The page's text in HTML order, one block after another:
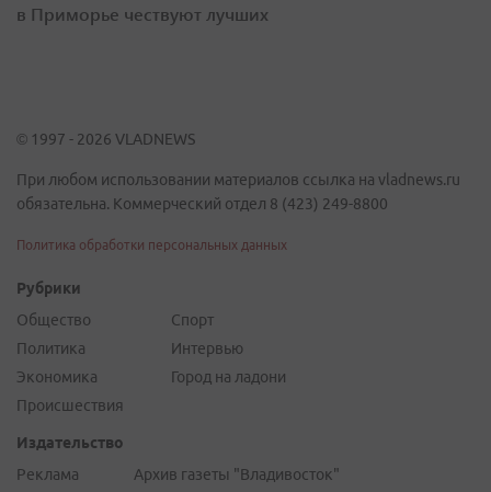
в Приморье чествуют лучших
© 1997 - 2026 VLADNEWS
При любом использовании материалов ссылка на vladnews.ru
обязательна. Коммерческий отдел 8 (423) 249-8800
Политика обработки персональных данных
Рубрики
Общество
Политика
Экономика
Происшествия
Спорт
Интервью
Город на ладони
Издательство
Реклама
Архив газеты "Владивосток"